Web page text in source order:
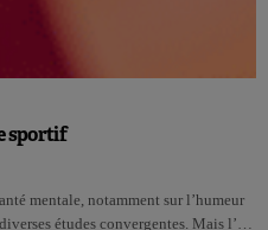
sportif
mentale, notamment sur l’humeur
études convergentes. Mais l’…